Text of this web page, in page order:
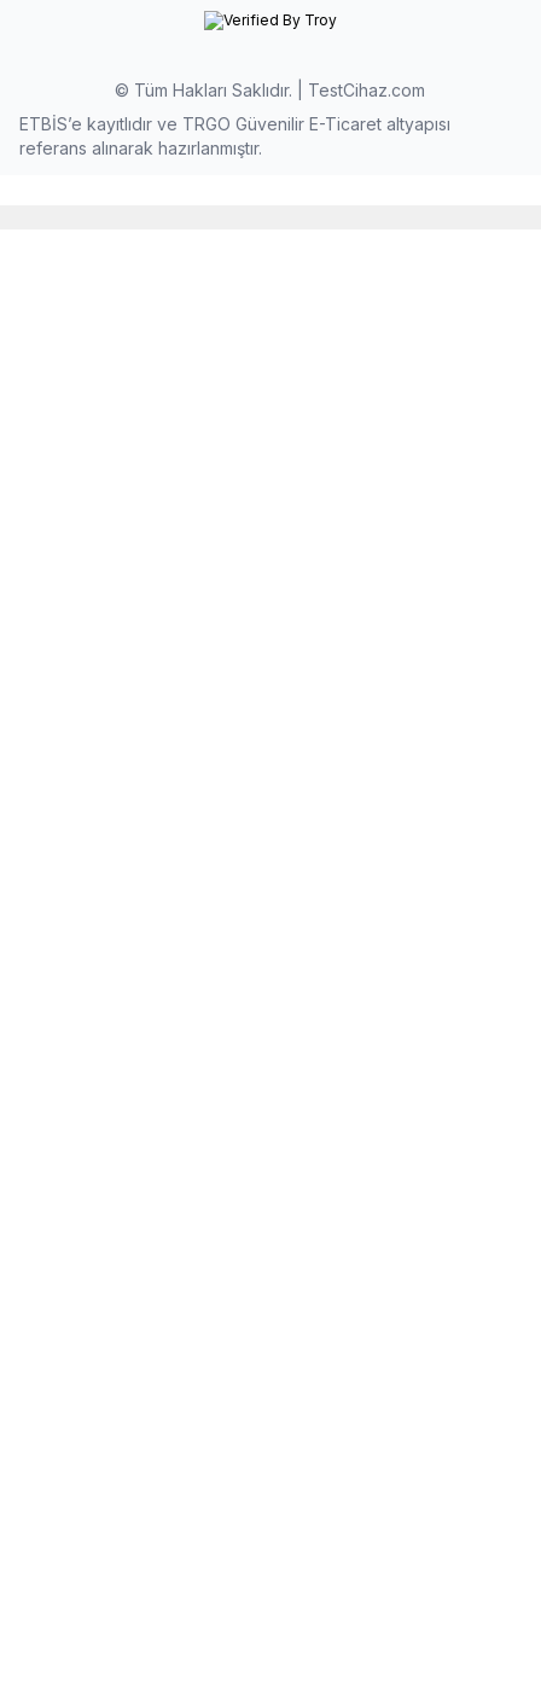
© Tüm Hakları Saklıdır. | TestCihaz.com
ETBİS’e kayıtlıdır ve TRGO Güvenilir E-Ticaret altyapısı
referans alınarak hazırlanmıştır.